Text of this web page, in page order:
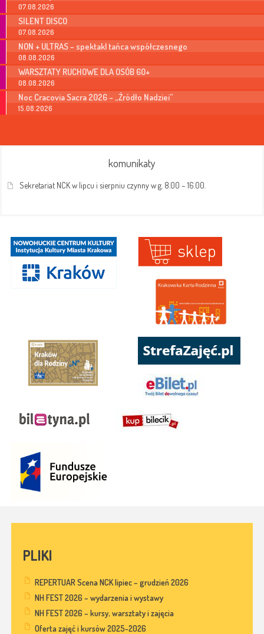
07.08.2026
SILENT DISCO
07.08.2026
NON + ULTRAS – spektakl tańca współczesnego
08.08.2026
WARSZTATY RUCHOWE DLA OSÓB 60+
08.08.2026
Noc Cracovia Sacra 2026 – „Źródło Nadziei”
15.08.2026
komunikaty
Sekretariat NCK w lipcu i sierpniu czynny w g. 8.00 – 16.00.
PLIKI
REPERTUAR Scena NCK lipiec – grudzień 2026
NH FEST 2026 – wydarzenia i wystawy
NH FEST 2026 – kursy, warsztaty i zajęcia
Oferta zajęć i kursów 2025-2026